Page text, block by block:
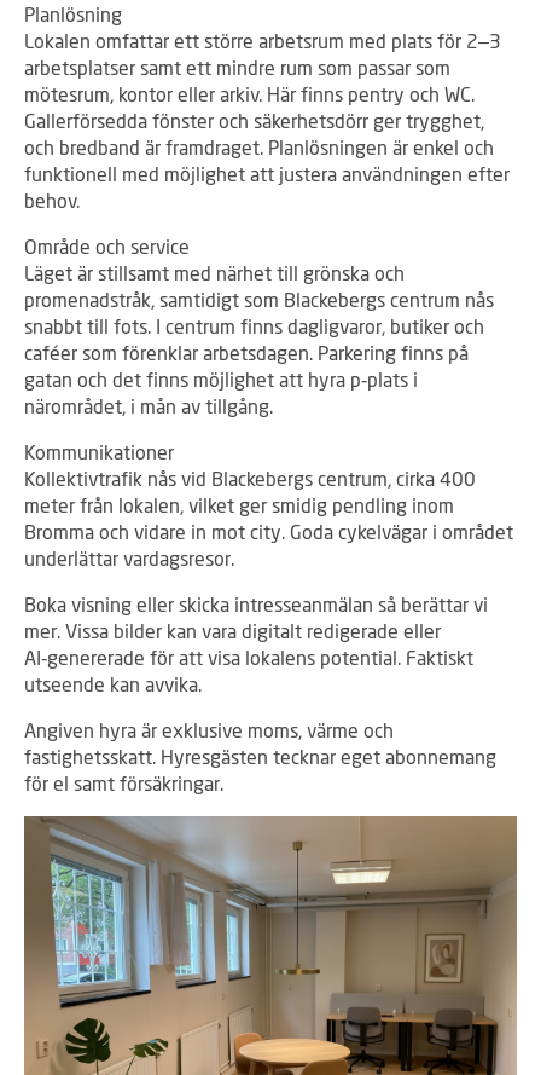
Planlösning
Lokalen omfattar ett större arbetsrum med plats för 2–3
arbetsplatser samt ett mindre rum som passar som
mötesrum, kontor eller arkiv. Här finns pentry och WC.
Gallerförsedda fönster och säkerhetsdörr ger trygghet,
och bredband är framdraget. Planlösningen är enkel och
funktionell med möjlighet att justera användningen efter
behov.
Område och service
Läget är stillsamt med närhet till grönska och
promenadstråk, samtidigt som Blackebergs centrum nås
snabbt till fots. I centrum finns dagligvaror, butiker och
caféer som förenklar arbetsdagen. Parkering finns på
gatan och det finns möjlighet att hyra p‑plats i
närområdet, i mån av tillgång.
Kommunikationer
Kollektivtrafik nås vid Blackebergs centrum, cirka 400
meter från lokalen, vilket ger smidig pendling inom
Bromma och vidare in mot city. Goda cykelvägar i området
underlättar vardagsresor.
Boka visning eller skicka intresseanmälan så berättar vi
mer. Vissa bilder kan vara digitalt redigerade eller
AI‑genererade för att visa lokalens potential. Faktiskt
utseende kan avvika.
Angiven hyra är exklusive moms, värme och
fastighetsskatt. Hyresgästen tecknar eget abonnemang
för el samt försäkringar.